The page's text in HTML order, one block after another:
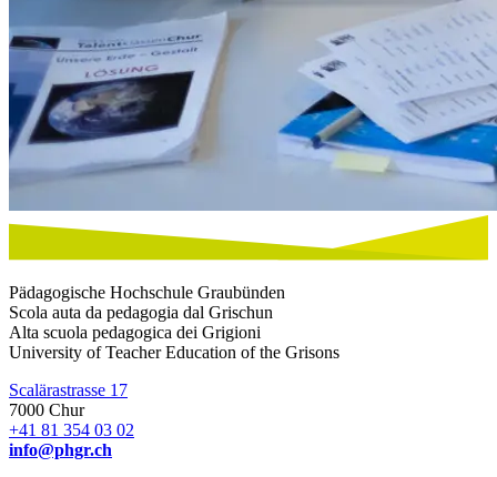
Pädagogische Hochschule Graubünden
Scola auta da pedagogia dal Grischun
Alta scuola pedagogica dei Grigioni
University of Teacher Education of the Grisons
Scalärastrasse 17
7000 Chur
+41 81 354 03 02
info@phgr.ch